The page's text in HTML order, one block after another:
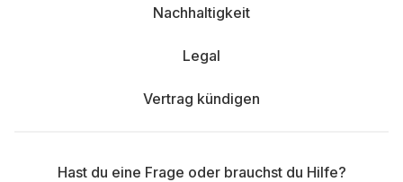
Nachhaltigkeit
Legal
Vertrag kündigen
Hast du eine Frage oder brauchst du Hilfe?